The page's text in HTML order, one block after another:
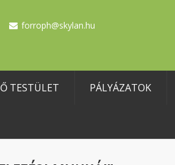
forroph@skylan.hu
TESTÜLET PÁLYÁZATOK